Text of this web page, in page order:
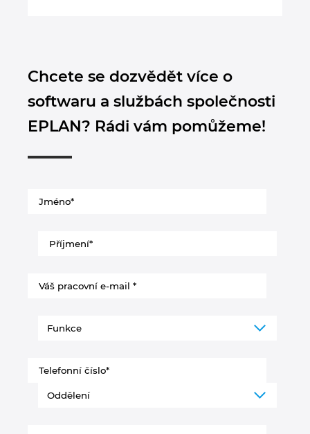
Chcete se dozvědět více o
softwaru a službách společnosti
EPLAN? Rádi vám pomůžeme!